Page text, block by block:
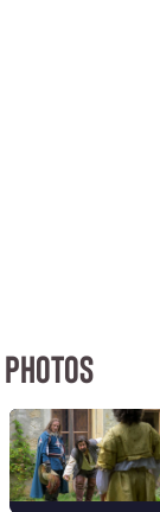
PHOTOS